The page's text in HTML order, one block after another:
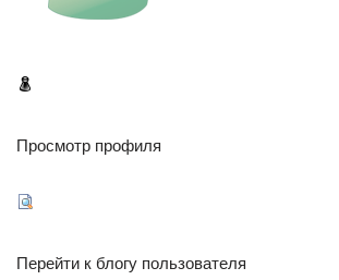
Просмотр профиля
Перейти к блогу пользователя